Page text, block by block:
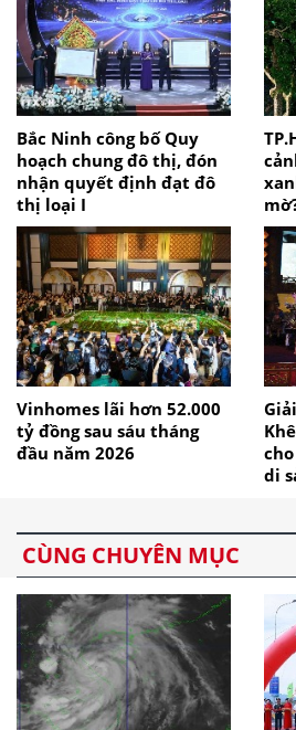
Bắc Ninh công bố Quy
hoạch chung đô thị, đón
nhận quyết định đạt đô
thị loại I
Vinhomes lãi hơn 52.000
tỷ đồng sau sáu tháng
đầu năm 2026
di
CÙNG CHUYÊN MỤC